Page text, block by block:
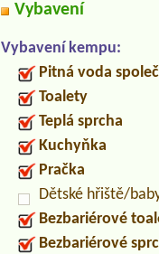
Vybavení
Vybavení kempu:
Pitná voda
Toalety
Teplá sprcha
Kuchyňka
Pračka
Dětské hřiště/
Bezbariérové
Bezbariérové